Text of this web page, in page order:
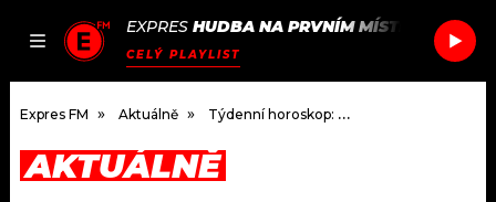
JAK
SEZNAM.CZ
EXPRES HUDBA NA PRVNÍM MÍSTĚ PETE
CELÝ PLAYLIST
DOMŮ
Expres FM Aktuálně Týdenní horoskop: Kozorohům se vyplní tajná přání, Lvi budou řešit bydlení a Blíženci by měli načerpat energii
AKTUÁLNĚ